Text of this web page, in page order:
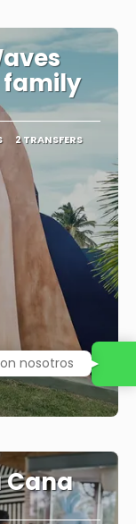
family
2 TRANSFERS
Cana
nosotros